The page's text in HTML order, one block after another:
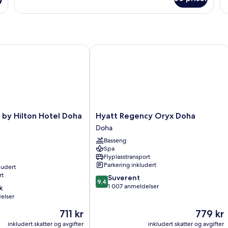
by Hilton Hotel Doha
Prisen
er
711 kr
inkludert skatter og avgifter
Hilton Hotel Doha Old Town
Hyatt
Regency
Oryx
Doha
Doha
Hyatt Regency Oryx Doha
Doha
Basseng
Spa
Flyplasstransport
Parkering inkludert
9.4
av
9,4 Suverent
1 007 anmeldelser
Prisen
er
779 kr
inkludert skatter og avgifter
Hyatt Regency Oryx Doha